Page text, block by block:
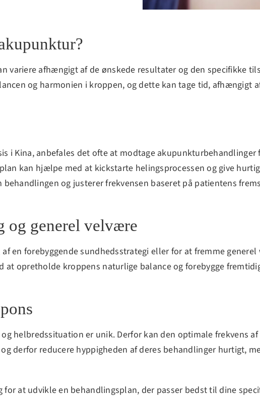
variere afhængigt af de ønskede resultater og den specifikke
og harmonien i kroppen, og dette kan tage tid, afhængigt
i Kina, anbefales det ofte at modtage
kan hjælpe med at kickstarte helingsprocessen og give
og justerer frekvensen baseret på patientens
og generel velvære
en forebyggende sundhedsstrategi eller for at fremme
opretholde kroppens naturlige balance og forebygge
helbredssituation er unik. Derfor kan den optimale frekvens
derfor reducere hyppigheden af deres behandlinger hurtigt,
at udvikle en behandlingsplan, der passer bedst til dine